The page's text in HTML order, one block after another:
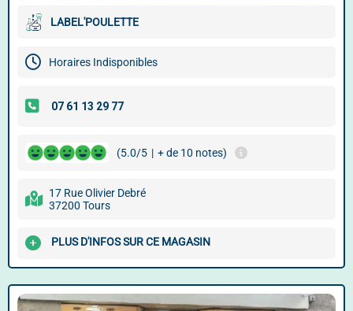
LABEL'POULETTE
Horaires Indisponibles
(5.0/5 | + de 10 notes)
17 Rue Olivier Debré
37200 Tours
PLUS D'INFOS SUR CE MAGASIN